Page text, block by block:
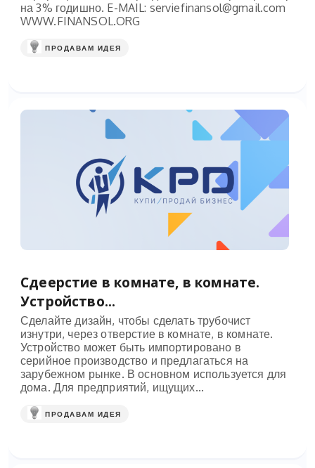
на 3% годишно. E-MAIL: serviefinansol@gmail.com
WWW.FINANSOL.ORG
ПРОДАВАМ ИДЕЯ
Сдеерстие в комнате, в комнате.
Устройство...
Сделайте дизайн, чтобы сделать трубочист
изнутри, через отверстие в комнате, в комнате.
Устройство может быть импортировано в
серийное производство и предлагаться на
зарубежном рынке. В основном используется для
дома. Для предприятий, ищущих...
ПРОДАВАМ ИДЕЯ